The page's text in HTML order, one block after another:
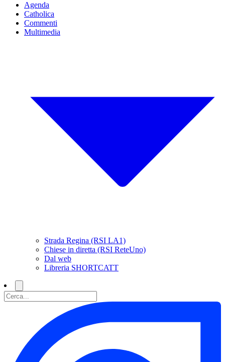
Agenda
Catholica
Commenti
Multimedia
Strada Regina (RSI LA1)
Chiese in diretta (RSI ReteUno)
Dal web
Libreria SHORTCATT